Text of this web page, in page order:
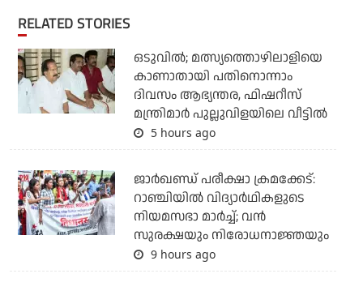
RELATED STORIES
ഒടുവില്‍; മത്സ്യത്തൊഴിലാളിയെ
കാണാതായി പതിനൊന്നാം
ദിവസം ആഭ്യന്തര, ഫിഷറീസ്
മന്ത്രിമാര്‍ പുല്ലുവിളയിലെ വീട്ടില്‍
5 hours ago
ജാര്‍ഖണ്ഡ് പരീക്ഷാ ക്രമക്കേട്:
റാഞ്ചിയില്‍ വിദ്യാര്‍ഥികളുടെ
നിയമസഭാ മാര്‍ച്ച്; വന്‍
സുരക്ഷയും നിരോധനാജ്ഞയും
9 hours ago